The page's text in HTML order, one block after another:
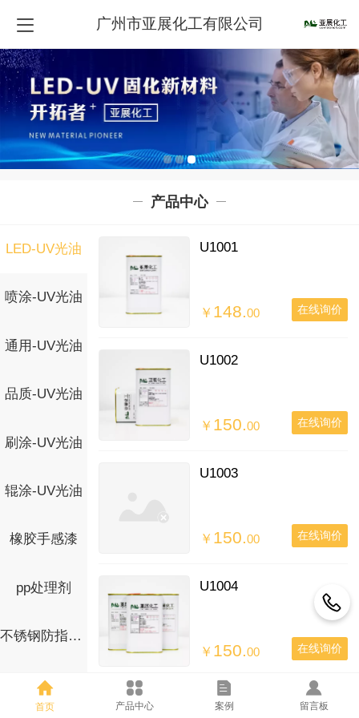
广州市亚展化工有限公司
产品中心
LED-UV光油
喷涂-UV光油
通用-UV光油
品质-UV光油
刷涂-UV光油
辊涂-UV光油
橡胶手感漆
pp处理剂
不锈钢防指纹油
U1001
￥ 148.00 在线询价
U1002
￥ 150.00 在线询价
U1003
￥ 150.00 在线询价
U1004
￥ 150.00 在线询价
首页 产品中心 案例 留言板